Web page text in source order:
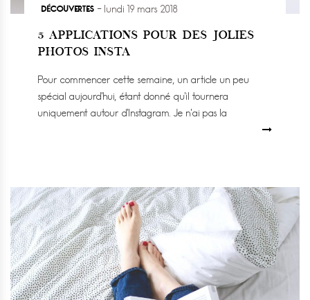
DÉCOUVERTES lundi 19 mars 2018
5 APPLICATIONS POUR DES JOLIES
PHOTOS INSTA
Pour commencer cette semaine, un article un peu
spécial aujourd’hui, étant donné qu’il tournera
uniquement autour d’Instagram. Je n’ai pas la